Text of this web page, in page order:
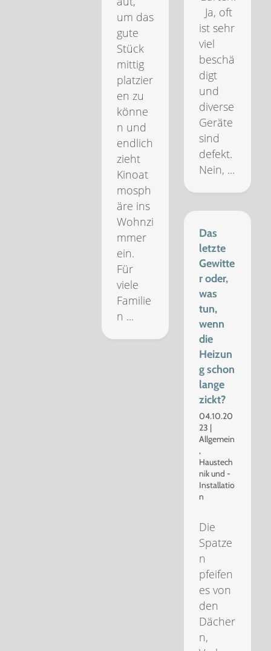
um das
gute
Stück
mittig
platzier
en zu
könne
n und
endlich
zieht
Kinoat
mosph
äre ins
Wohnzi
mmer
ein.
Für
viele
Familie
n ...
Ja, oft
ist sehr
viel
beschä
digt
und
diverse
Geräte
sind
defekt.
Nein, ...
Das
letzte
Gewitte
r oder,
was
tun,
wenn
die
Heizun
g schon
lange
zickt?
04.10.20
23 |
Allgemein
,
Haustech
nik und -
Installatio
n
Die
Spatze
n
pfeifen
es von
den
Dächer
n,